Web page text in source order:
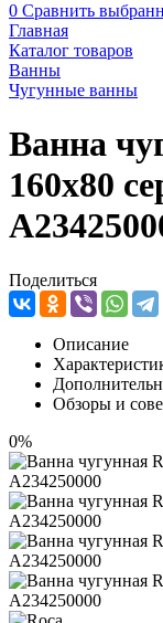
0 Сравнить
Главная
Каталог товаров
Ванны
Чугунные ванны
Ванна
160x80
Поделиться
Описание
Обзоры и
0%